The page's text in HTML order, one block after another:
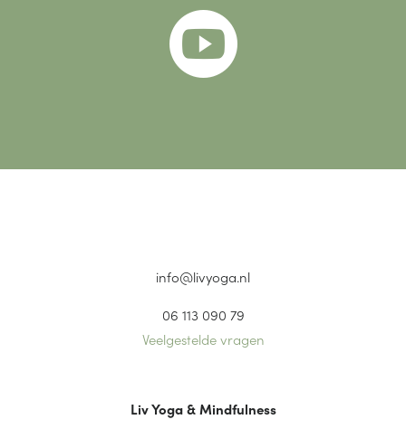

info@livyoga.nl
06 113 090 79
Veelgestelde vragen
Liv Yoga & Mindfulness